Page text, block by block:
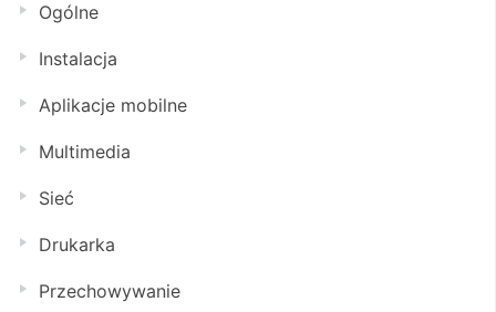
Ogólne
Instalacja
Aplikacje mobilne
Multimedia
Sieć
Drukarka
Przechowywanie